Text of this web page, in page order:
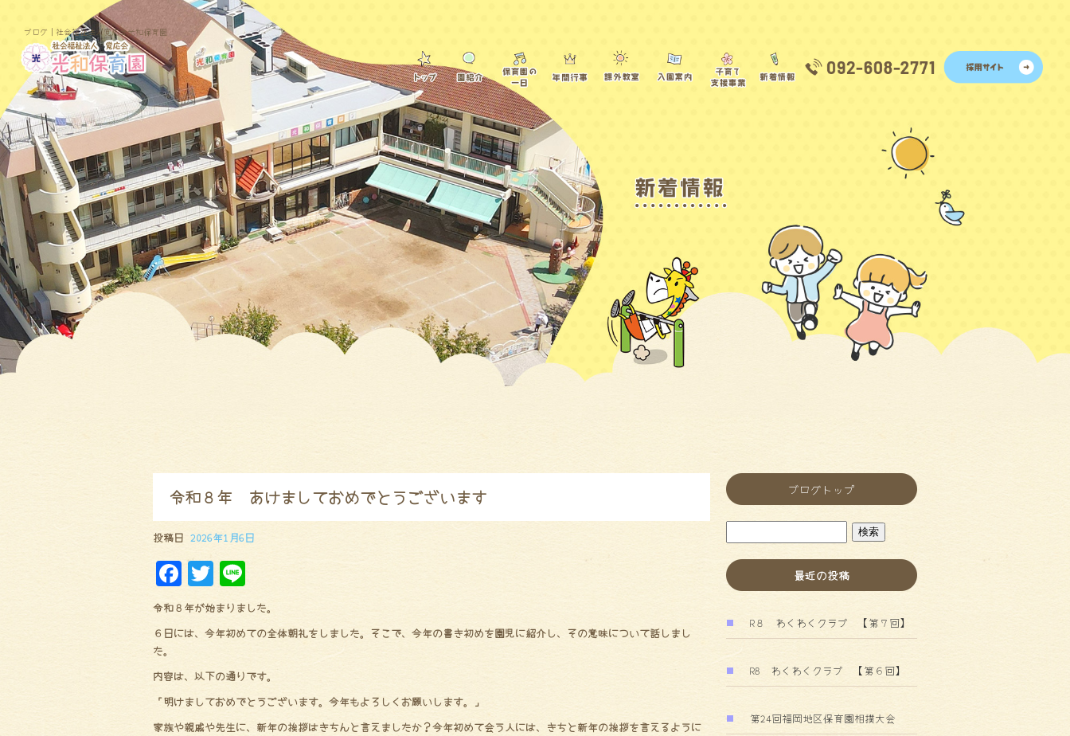
ブログ｜社会福祉法人覚応会光和保育園
令和８年 あけましておめでとうございます
投稿日 2026年1月6日
F
a
ce
bo
ok
Tw
it
te
r
ne
令和８年が始まりました。
６日には、今年初めての全体朝礼をしました。そこで、今年の書き初めを園児に紹介し、その意味について話しまし
た。
内容は、以下の通りです。
「明けましておめでとうございます。今年もよろしくお願いします。」
家族や親戚や先生に、新年の挨拶はきちんと言えましたか？今年初めて会う人には、きちと新年の挨拶を言えるように
ブログトップ
最近の投稿
R８ わくわくクラブ 【第７回】
R8 わくわくクラブ 【第６回】
第24回福岡地区保育園相撲大会